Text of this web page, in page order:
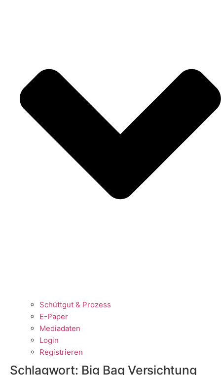
Schüttgut & Prozess
E-Paper
Mediadaten
Login
Registrieren
Schlagwort: Big Bag Versichtung